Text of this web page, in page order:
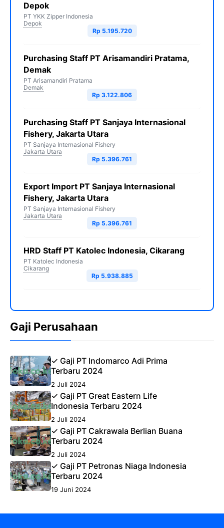
Depok
PT YKK Zipper Indonesia
Depok
Rp 5.195.720
Purchasing Staff PT Arisamandiri Pratama,
Demak
PT Arisamandiri Pratama
Demak
Rp 3.122.806
Purchasing Staff PT Sanjaya Internasional
Fishery, Jakarta Utara
PT Sanjaya Internasional Fishery
Jakarta Utara
Rp 5.396.761
Export Import PT Sanjaya Internasional
Fishery, Jakarta Utara
PT Sanjaya Internasional Fishery
Jakarta Utara
Rp 5.396.761
HRD Staff PT Katolec Indonesia, Cikarang
PT Katolec Indonesia
Cikarang
Rp 5.938.885
Gaji Perusahaan
✓ Gaji PT Indomarco Adi Prima
Terbaru 2024
2 Juli 2024
✓ Gaji PT Great Eastern Life
Indonesia Terbaru 2024
2 Juli 2024
✓ Gaji PT Cakrawala Berlian Buana
Terbaru 2024
2 Juli 2024
✓ Gaji PT Petronas Niaga Indonesia
Terbaru 2024
19 Juni 2024